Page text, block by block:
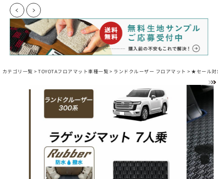
カテゴリ一覧 >TOYOTAフロアマット車種一覧 > ランドクルーザー フロアマット > ★セール対